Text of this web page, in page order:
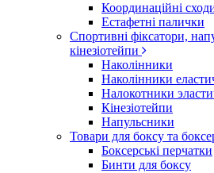
Координаційні
Естафетні палички
Спортивні фіксатори,
кінезіотейпи
Наколінники
Наколінники
Налокотники
Кінезіотейпи
Напульсники
Товари для боксу та
Боксерські перчатки
Бинти для боксу